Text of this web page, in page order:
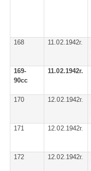
168
11.02.1942г.
169-
90сс
11.02.1942г.
170
12.02.1942г.
171
12.02.1942г.
172
12.02.1942г.